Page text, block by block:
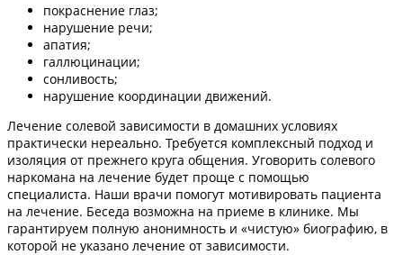
покраснение глаз;
нарушение речи;
апатия;
галлюцинации;
сонливость;
нарушение координации движений.
Лечение солевой зависимости в домашних условиях
практически нереально. Требуется комплексный подход и
изоляция от прежнего круга общения. Уговорить солевого
наркомана на лечение будет проще с помощью
специалиста. Наши врачи помогут мотивировать пациента
на лечение. Беседа возможна на приеме в клинике. Мы
гарантируем полную анонимность и «чистую» биографию, в
которой не указано лечение от зависимости.